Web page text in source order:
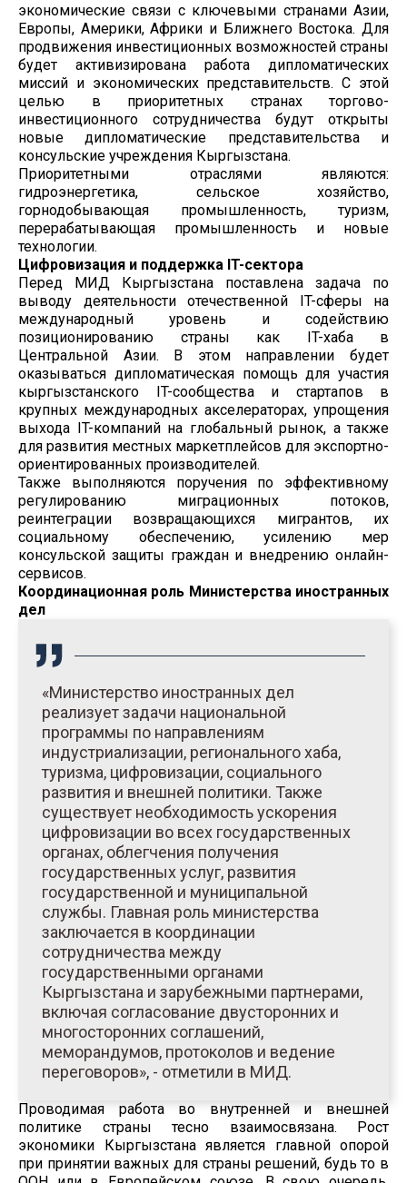
экономические связи с ключевыми странами Азии,
Европы, Америки, Африки и Ближнего Востока. Для
продвижения инвестиционных возможностей страны
будет активизирована работа дипломатических
миссий и экономических представительств. С этой
целью в приоритетных странах торгово-
инвестиционного сотрудничества будут открыты
новые дипломатические представительства и
консульские учреждения Кыргызстана.
Приоритетными отраслями являются:
гидроэнергетика, сельское хозяйство,
горнодобывающая промышленность, туризм,
перерабатывающая промышленность и новые
технологии.
Цифровизация и поддержка IT-сектора
Перед МИД Кыргызстана поставлена задача по
выводу деятельности отечественной IT-сферы на
международный уровень и содействию
позиционированию страны как IT-хаба в
Центральной Азии. В этом направлении будет
оказываться дипломатическая помощь для участия
кыргызстанского IT-сообщества и стартапов в
крупных международных акселераторах, упрощения
выхода IT-компаний на глобальный рынок, а также
для развития местных маркетплейсов для экспортно-
ориентированных производителей.
Также выполняются поручения по эффективному
регулированию миграционных потоков,
реинтеграции возвращающихся мигрантов, их
социальному обеспечению, усилению мер
консульской защиты граждан и внедрению онлайн-
сервисов.
Координационная роль Министерства иностранных
дел
«Министерство иностранных дел
реализует задачи национальной
программы по направлениям
индустриализации, регионального хаба,
туризма, цифровизации, социального
развития и внешней политики. Также
существует необходимость ускорения
цифровизации во всех государственных
органах, облегчения получения
государственных услуг, развития
государственной и муниципальной
службы. Главная роль министерства
заключается в координации
сотрудничества между
государственными органами
Кыргызстана и зарубежными партнерами,
включая согласование двусторонних и
многосторонних соглашений,
меморандумов, протоколов и ведение
переговоров», - отметили в МИД.
Проводимая работа во внутренней и внешней
политике страны тесно взаимосвязана. Рост
экономики Кыргызстана является главной опорой
при принятии важных для страны решений, будь то в